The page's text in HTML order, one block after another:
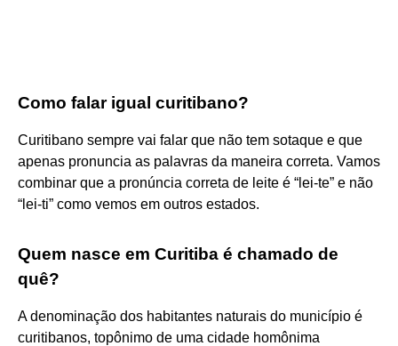
Como falar igual curitibano?
Curitibano sempre vai falar que não tem sotaque e que
apenas pronuncia as palavras da maneira correta. Vamos
combinar que a pronúncia correta de leite é “lei-te” e não
“lei-ti” como vemos em outros estados.
Quem nasce em Curitiba é chamado de
quê?
A denominação dos habitantes naturais do município é
curitibanos, topônimo de uma cidade homônima